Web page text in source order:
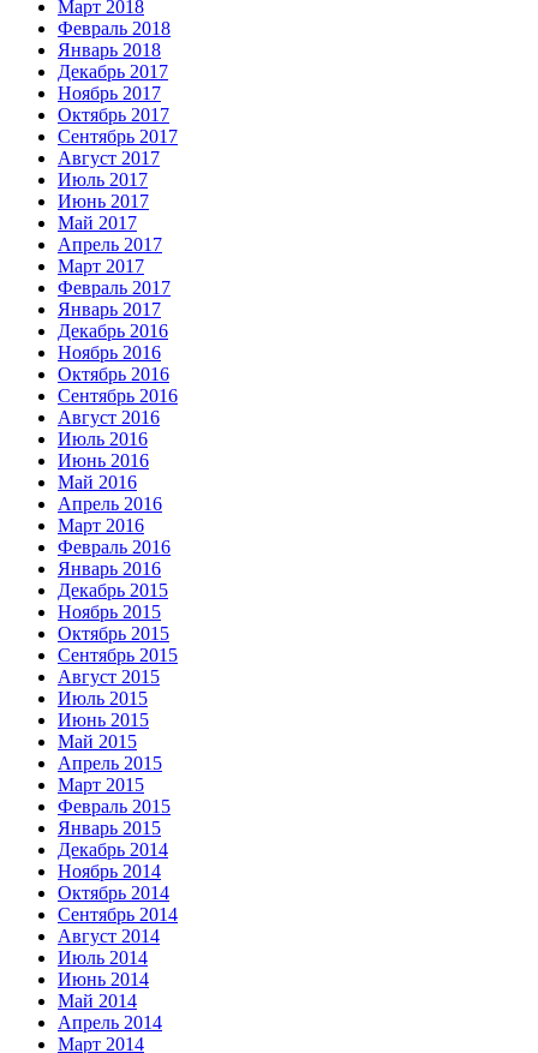
Март 2018
Февраль 2018
Январь 2018
Декабрь 2017
Ноябрь 2017
Октябрь 2017
Сентябрь 2017
Август 2017
Июль 2017
Июнь 2017
Май 2017
Апрель 2017
Март 2017
Февраль 2017
Январь 2017
Декабрь 2016
Ноябрь 2016
Октябрь 2016
Сентябрь 2016
Август 2016
Июль 2016
Июнь 2016
Май 2016
Апрель 2016
Март 2016
Февраль 2016
Январь 2016
Декабрь 2015
Ноябрь 2015
Октябрь 2015
Сентябрь 2015
Август 2015
Июль 2015
Июнь 2015
Май 2015
Апрель 2015
Март 2015
Февраль 2015
Январь 2015
Декабрь 2014
Ноябрь 2014
Октябрь 2014
Сентябрь 2014
Август 2014
Июль 2014
Июнь 2014
Май 2014
Апрель 2014
Март 2014